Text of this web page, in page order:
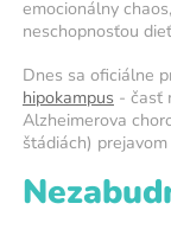
5 cvičení = 100
1 2 3
emocionálny
neschopnosťou
Dnes sa oficiálne
hipokampus - časť
Alzheimerova
štádiách)